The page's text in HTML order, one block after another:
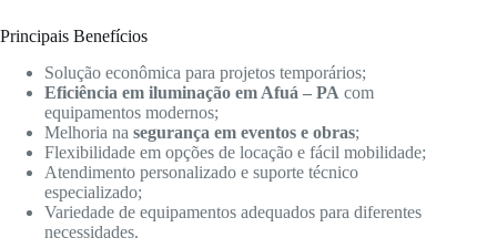
Principais Benefícios
Solução econômica para projetos temporários;
Eficiência em iluminação em Afuá – PA com
equipamentos modernos;
Melhoria na segurança em eventos e obras;
Flexibilidade em opções de locação e fácil mobilidade;
Atendimento personalizado e suporte técnico
especializado;
Variedade de equipamentos adequados para diferentes
necessidades.